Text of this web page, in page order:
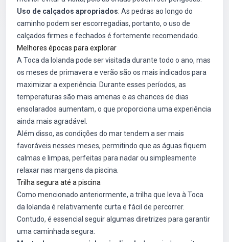
Uso de calçados apropriados: As pedras ao longo do
caminho podem ser escorregadias, portanto, o uso de
calçados firmes e fechados é fortemente recomendado.
Melhores épocas para explorar
A Toca da Iolanda pode ser visitada durante todo o ano, mas
os meses de primavera e verão são os mais indicados para
maximizar a experiência. Durante esses períodos, as
temperaturas são mais amenas e as chances de dias
ensolarados aumentam, o que proporciona uma experiência
ainda mais agradável.
Além disso, as condições do mar tendem a ser mais
favoráveis nesses meses, permitindo que as águas fiquem
calmas e limpas, perfeitas para nadar ou simplesmente
relaxar nas margens da piscina.
Trilha segura até a piscina
Como mencionado anteriormente, a trilha que leva à Toca
da Iolanda é relativamente curta e fácil de percorrer.
Contudo, é essencial seguir algumas diretrizes para garantir
uma caminhada segura: